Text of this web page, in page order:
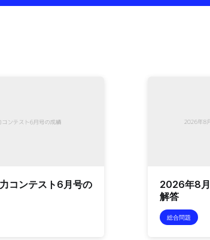
コンテスト6月号の
2026年8
解答
総合問題